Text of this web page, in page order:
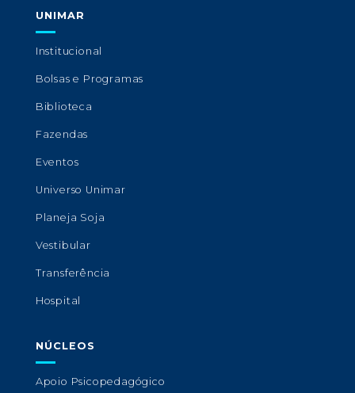
UNIMAR
Institucional
Bolsas e Programas
Biblioteca
Fazendas
Eventos
Universo Unimar
Planeja Soja
Vestibular
Transferência
Hospital
NÚCLEOS
Apoio Psicopedagógico